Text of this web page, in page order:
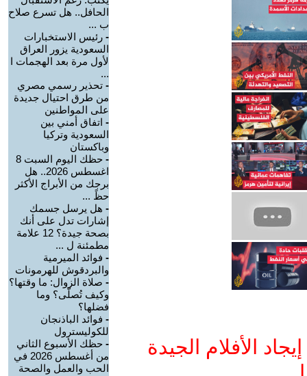
الأفلام الجيدة
الحافل.. هل تسرع صلاح
ب ...
- رئيس الاستخبارات
السعودية يزور العراق
لأول مرة بعد الهجمات ا
...
- تحذير رسمي مصري
من طرق احتيال جديدة
على المواطنين
- اتفاق أمني بين
السعودية وتركيا
وباكستان
-
حظك اليوم السبت 8
اغسطس 2026.. هل
برجك من الأبراج الأكثر
حظً ...
- هل يرسل جسمك
إشارات تدل على أنك
بصحة جيدة؟ 12 علامة
مطمئنة ل ...
- فوائد الميرمية
والبردقوش للهرمونات
- صلاة الزوال: ما وقتها؟
وكيف تُصلّى؟ وما
فضلها؟
- فوائد الباذنجان
للكوليسترول
- حظك الأسبوع الثاني
من أغسطس 2026 في
الحب والعمل والصحة